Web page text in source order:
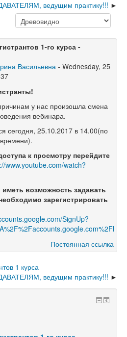
ведущим практику!!!
1-го курса -
Васильевна - Wednesday, 25
у нас произошла смена
вебинара.
сегодня, 25.10.2017 в 14.00(по
к просмотру перейдите
www.youtube.com/watch?
возможность задавать
зарегистрировать
SignUp?
Постоянная ссылка
1 курса
ведущим практику!!!